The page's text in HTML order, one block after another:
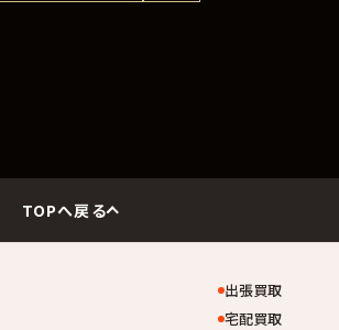
TOPへ戻る
出張買取
宅配買取